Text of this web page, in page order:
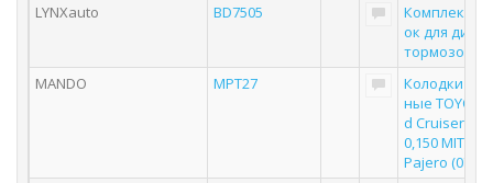
LYNXauto
BD7505
Комплект
ок для
тормозов
MANDO
MPT27
Колодки
ные
d Cruiser
0,150
Pajero (07-)